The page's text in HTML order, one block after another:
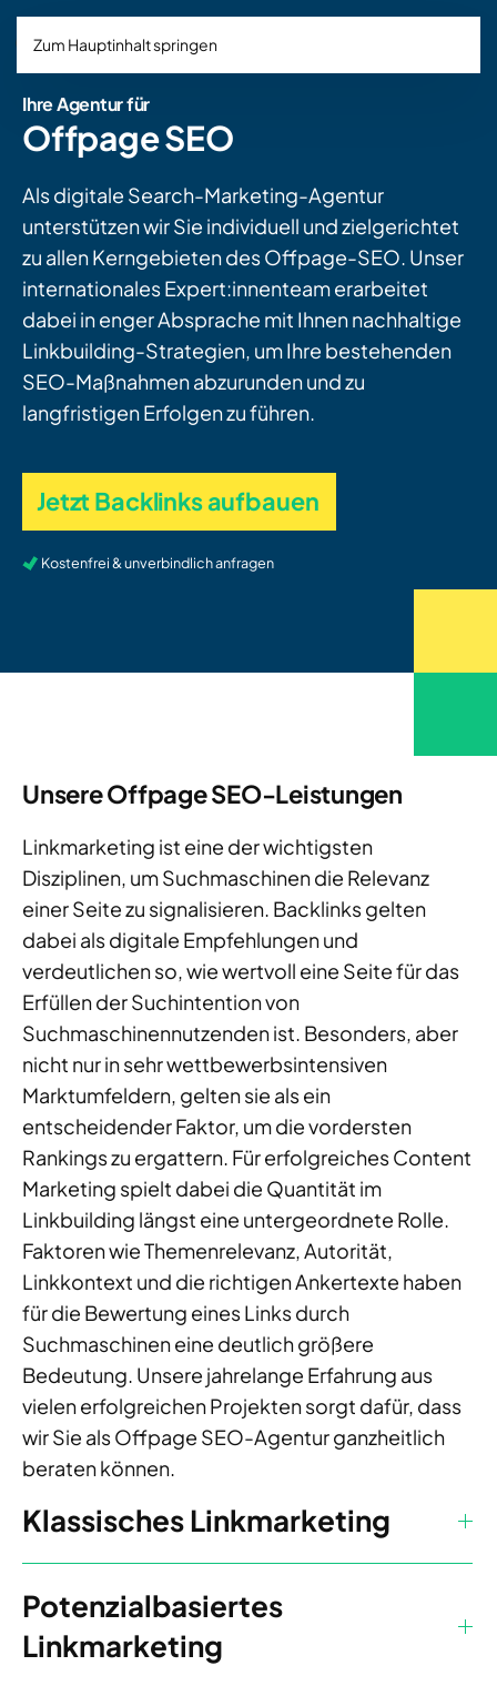
Zum Hauptinhalt springen
Ihre Agentur für
Offpage SEO
Als digitale Search-Marketing-Agentur
unterstützen wir Sie individuell und zielgerichtet
zu allen Kerngebieten des Offpage-SEO. Unser
internationales Expert:innenteam erarbeitet
dabei in enger Absprache mit Ihnen nachhaltige
Linkbuilding-Strategien, um Ihre bestehenden
SEO-Maßnahmen abzurunden und zu
langfristigen Erfolgen zu führen.
Jetzt Backlinks aufbauen
Kostenfrei & unverbindlich anfragen
Unsere Offpage SEO-Leistungen
Linkmarketing ist eine der wichtigsten
Disziplinen, um Suchmaschinen die Relevanz
einer Seite zu signalisieren. Backlinks gelten
dabei als digitale Empfehlungen und
verdeutlichen so, wie wertvoll eine Seite für das
Erfüllen der Suchintention von
Suchmaschinennutzenden ist. Besonders, aber
nicht nur in sehr wettbewerbsintensiven
Marktumfeldern, gelten sie als ein
entscheidender Faktor, um die vordersten
Rankings zu ergattern. Für erfolgreiches Content
Marketing spielt dabei die Quantität im
Linkbuilding längst eine untergeordnete Rolle.
Faktoren wie Themenrelevanz, Autorität,
Linkkontext und die richtigen Ankertexte haben
für die Bewertung eines Links durch
Suchmaschinen eine deutlich größere
Bedeutung. Unsere jahrelange Erfahrung aus
vielen erfolgreichen Projekten sorgt dafür, dass
wir Sie als Offpage SEO-Agentur ganzheitlich
beraten können.
Klassisches Linkmarketing
Potenzialbasiertes
Linkmarketing